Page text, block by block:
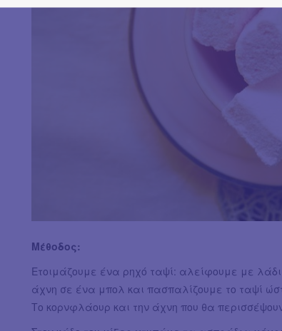
Μέθοδος:
Ετοιμάζουμε ένα ρηχό ταψί: αλείφουμε με
άχνη σε ένα μπολ και πασπαλίζουμε το ταψί
Το κορνφλάουρ και την άχνη που θα